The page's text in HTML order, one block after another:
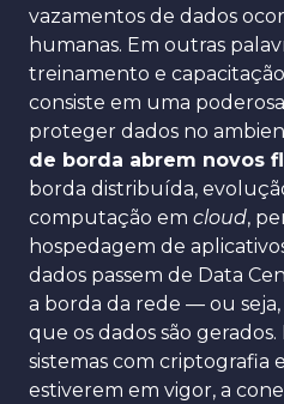
vazamentos de dados
humanas. Em outras
treinamento e
consiste em uma
proteger dados no
de borda abrem novos
borda distribuída,
computação em cloud,
hospedagem de
dados passem de Data
a borda da rede — ou
que os dados são gerados.
sistemas com criptografia e
estiverem em vigor, a